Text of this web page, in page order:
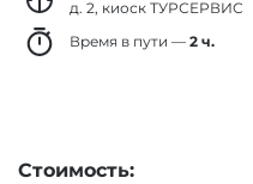
д. 2, киоск ТУРСЕРВИС
Время в пути — 2 ч.
Стоимость: